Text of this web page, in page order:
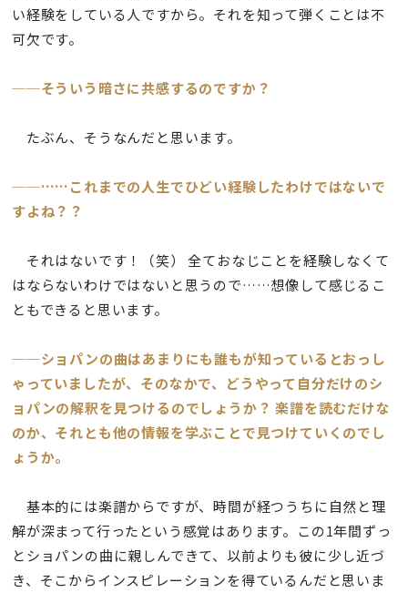
い経験をしている人ですから。それを知って弾くことは不
可欠です。
──そういう暗さに共感するのですか？
たぶん、そうなんだと思います。
──……これまでの人生でひどい経験したわけではないで
すよね？？
それはないです！（笑） 全ておなじことを経験しなくて
はならないわけではないと思うので……想像して感じるこ
ともできると思います。
──ショパンの曲はあまりにも誰もが知っているとおっし
ゃっていましたが、そのなかで、どうやって自分だけのシ
ョパンの解釈を見つけるのでしょうか？ 楽譜を読むだけな
のか、それとも他の情報を学ぶことで見つけていくのでし
ょうか。
基本的には楽譜からですが、時間が経つうちに自然と理
解が深まって行ったという感覚はあります。この1年間ずっ
とショパンの曲に親しんできて、以前よりも彼に少し近づ
き、そこからインスピレーションを得ているんだと思いま